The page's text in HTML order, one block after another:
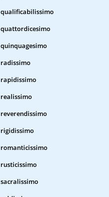
qualificabilissimo
quattordicesimo
quinquagesimo
radissimo
rapidissimo
realissimo
reverendissimo
rigidissimo
romanticissimo
rusticissimo
sacralissimo